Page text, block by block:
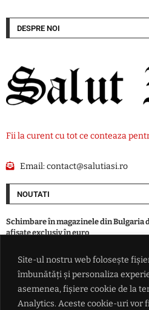
Site-ul nostru web folosește
îmbunătăți și personaliza
asemenea, fișiere cookie de la
Analytics. Aceste cookie-uri vor
DESPRE NOI
Fii la curent cu tot ce conteaza
Email:contact@salutiasi.ro
NOUTATI
Schimbare în magazinele din Bulgaria
afișate exclusiv în euro
Vot zdrobitor în Senatul SUA: tarife de
mai cumpără gaz și petrol de la Putin